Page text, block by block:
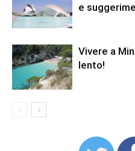
e
Vivere a
lento!